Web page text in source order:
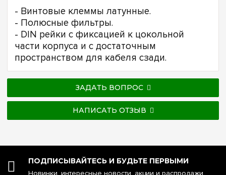
- Винтовые клеммы латунные.
- Полюсные фильтры.
- DIN рейки с фиксацией к цокольной
части корпуса и с достаточным
пространством для кабеля сзади.
ЗАДАТЬ ВОПРОС
НАПИСАТЬ ОТЗЫВ
ПОДПИСЫВАЙТЕСЬ И БУДЬТЕ ПЕРВЫМИ
Новинки, интересные новости, акции и распродажи,